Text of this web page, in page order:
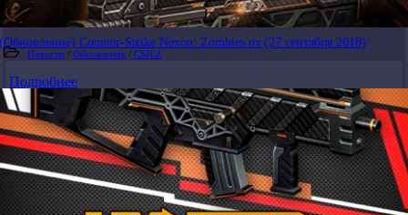
(Обновление) Counter-Strike Nexon: Zombies от (27 сентября 2018)
Новости / Обновления / CSN:Z
Подробнее